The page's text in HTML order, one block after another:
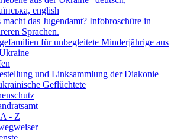
english
macht das Jugendamt? Infobroschüre in
Sprachen.
für unbegleitete Minderjährige aus
und Linksammlung der Diakonie
Geflüchtete
- Z